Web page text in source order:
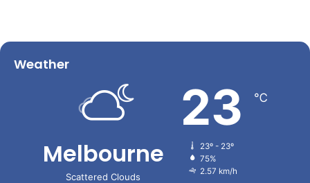
Weather
Melbourne
Scattered Clouds
23 ℃
23º - 23º
75%
2.57 km/h